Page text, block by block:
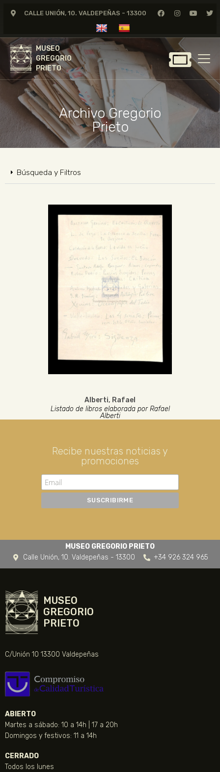
CALLE UNIÓN, 10. VALDEPEÑAS - 13300
MUSEO
GREGORIO
PRIETO
MUSEO
GREGORIO
PRIETO
GREGORIO PRIETO
MUSEO
ARCHIVO
CERTAMEN DE DIBUJO
FUNDACIÓN
NOTICIAS
Archivo Gregorio
Prieto
Búsqueda y Filtros
Alberti, Rafael
Listado de libros elaborada por Rafael
Alberti
Recibe nuestras noticias y
promociones
MUSEO GREGORIO PRIETO
Calle Unión, 10. Valdepeñas - 13300
+34 926 324 965
MUSEO
GREGORIO
PRIETO
C/Unión 10 13300 Valdepeñas
ABIERTO
Martes a sábado: 10 a 14h | 17 a 20h
Domingos y festivos: 11 a 14h
CERRADO
Todos los lunes